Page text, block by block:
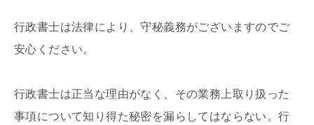
行政書士は法律により、守秘義務がございますのでご
安心ください。
行政書士は正当な理由がなく、その業務上取り扱った
事項について知り得た秘密を漏らしてはならない。行